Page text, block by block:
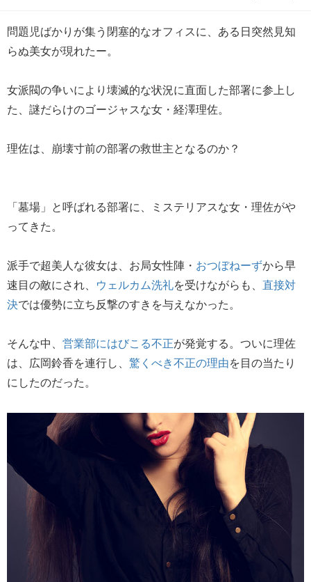
問題児ばかりが集う閉塞的なオフィスに、ある日突然見知
らぬ美女が現れたー。
女派閥の争いにより壊滅的な状況に直面した部署に参上し
た、謎だらけのゴージャスな女・経澤理佐。
理佐は、崩壊寸前の部署の救世主となるのか？
「墓場」と呼ばれる部署に、ミステリアスな女・理佐がや
ってきた。
派手で超美人な彼女は、お局女性陣・ おつぼねーずから早
速目の敵にされ、 ウェルカム洗礼を受けながらも、 直接対
決では優勢に立ち反撃のすきを与えなかった。
そんな中、 営業部にはびこる不正が発覚する。ついに理佐
は、広岡鈴香を連行し、 驚くべき不正の理由を目の当たり
にしたのだった。